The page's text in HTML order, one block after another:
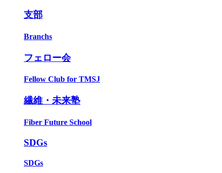
支部
Branchs
フェロー会
Fellow Club for TMSJ
繊維・未来塾
Fiber Future School
SDGs
SDGs